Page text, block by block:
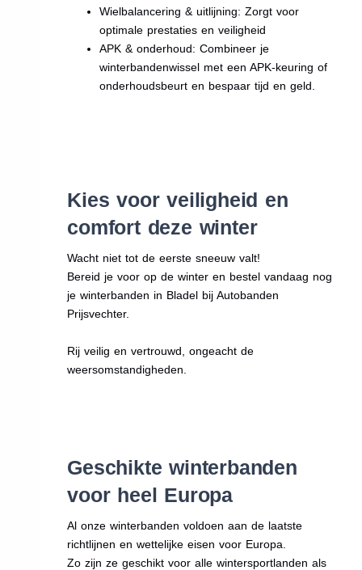
Wielbalancering & uitlijning: Zorgt voor
optimale prestaties en veiligheid
APK & onderhoud: Combineer je
winterbandenwissel met een APK-keuring of
onderhoudsbeurt en bespaar tijd en geld.
Kies voor veiligheid en
comfort deze winter
Wacht niet tot de eerste sneeuw valt!
Bereid je voor op de winter en bestel vandaag nog
je winterbanden in Bladel bij Autobanden
Prijsvechter.
Rij veilig en vertrouwd, ongeacht de
weersomstandigheden.
Geschikte winterbanden
voor heel Europa
Al onze winterbanden voldoen aan de laatste
richtlijnen en wettelijke eisen voor Europa.
Zo zijn ze geschikt voor alle wintersportlanden als